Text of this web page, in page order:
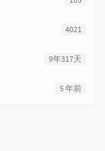
4021
9年317天
5 年前